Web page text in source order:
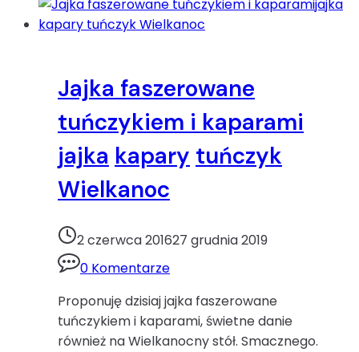
tuńczyk
Wielkanoc
Jajka faszerowane
tuńczykiem i kaparami
jajka kapary tuńczyk
Wielkanoc
2 czerwca 201627 grudnia 2019
0 Komentarze
Proponuję dzisiaj jajka faszerowane
tuńczykiem i kaparami, świetne danie
również na Wielkanocny stół. Smacznego.